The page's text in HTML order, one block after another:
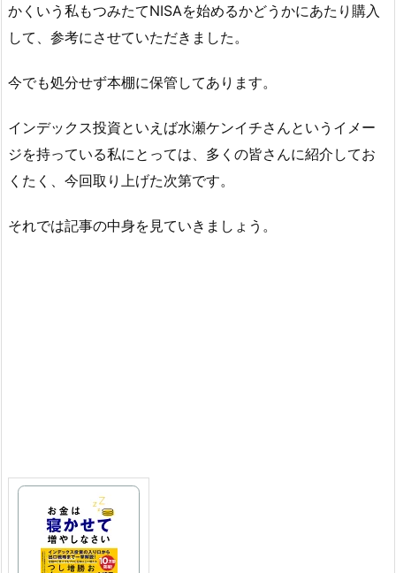
かくいう私もつみたてNISAを始めるかどうかにあたり購入
して、参考にさせていただきました。
今でも処分せず本棚に保管してあります。
インデックス投資といえば水瀬ケンイチさんというイメー
ジを持っている私にとっては、多くの皆さんに紹介してお
くたく、今回取り上げた次第です。
それでは記事の中身を見ていきましょう。